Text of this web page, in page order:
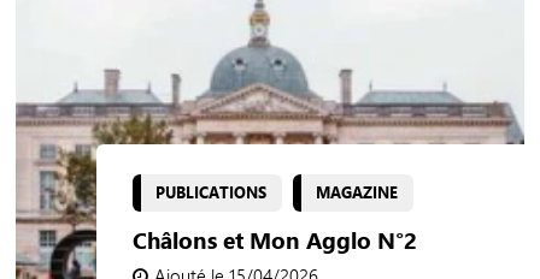
PUBLICATIONS MAGAZINE
Châlons et Mon Agglo N°2